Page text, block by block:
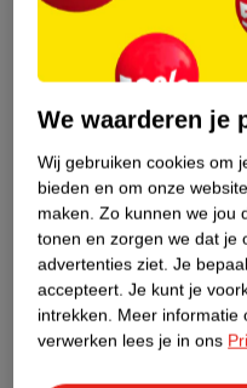
3.
99
We waarderen je
Wij gebruiken cookies om
bieden en om onze
maken. Zo kunnen we jou
tonen en zorgen we dat je
advertenties ziet. Je
accepteert. Je kunt je
intrekken. Meer informatie
verwerken lees je in ons